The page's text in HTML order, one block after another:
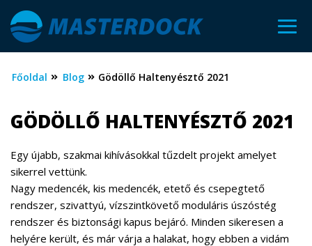
Főoldal Blog Gödöllő Haltenyésztő 2021
GÖDÖLLŐ HALTENYÉSZTŐ 2021
Egy újabb, szakmai kihívásokkal tűzdelt projekt amelyet
sikerrel vettünk.
Nagy medencék, kis medencék, etető és csepegtető
rendszer, szivattyú, vízszintkövető moduláris úszóstég
rendszer és biztonsági kapus bejáró. Minden sikeresen a
helyére került, és már várja a halakat, hogy ebben a vidám